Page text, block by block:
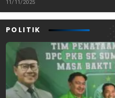
11/11/2025
POLITIK